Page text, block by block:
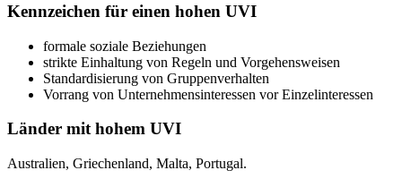
Kennzeichen für einen hohen UVI
formale soziale Beziehungen
strikte Einhaltung von Regeln und Vorgehensweisen
Standardisierung von Gruppenverhalten
Vorrang von Unternehmensinteressen vor Einzelinteressen
Länder mit hohem UVI
Australien, Griechenland, Malta, Portugal.